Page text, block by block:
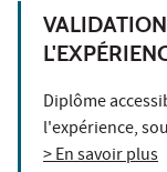
Diplôme
l'expérience,
> En savoir plus